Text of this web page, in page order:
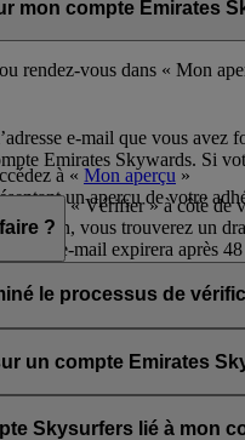
et ses avantages
Skywards pour
appareil pour accéder
rendez-vous dans « Mon
mon compte Emirates
à « Mon aperçu »
un aperçu de votre
Skywards.
situés dans le coin
e-mail que vous
Emirates Skywards. Si
« Vérifier » à côté
ce lien, vous trouverez un
par e-mail expirera après 48
?
il arrive parfois que les e-
sur www.emirates.com
le processus de
adresse unique, même
un compte Emirates
mail unique. Si votre
Merci denous contacter
Skysurfers lié à mon